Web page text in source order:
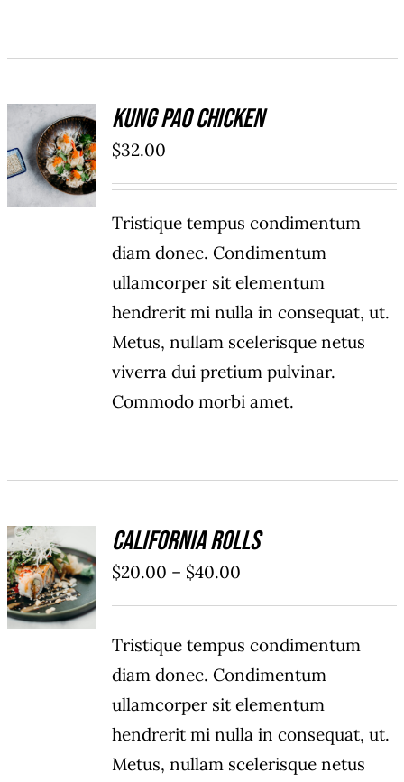
ADD TO
CART
/
DÉTAILS
Kung Pao Chicken
$32.00
Tristique tempus condimentum
diam donec. Condimentum
ullamcorper sit elementum
hendrerit mi nulla in consequat, ut.
Metus, nullam scelerisque netus
viverra dui pretium pulvinar.
Commodo morbi amet.
SELECT
OPTIONS
/
DÉTAILS
California Rolls
$20.00 – $40.00
Tristique tempus condimentum
diam donec. Condimentum
ullamcorper sit elementum
hendrerit mi nulla in consequat, ut.
Metus, nullam scelerisque netus